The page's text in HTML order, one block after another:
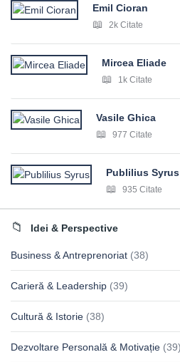
Emil Cioran
2k Citate
Mircea Eliade
1k Citate
Vasile Ghica
977 Citate
Publilius Syrus
935 Citate
Idei & Perspective
Business & Antreprenoriat (38)
Carieră & Leadership (39)
Cultură & Istorie (38)
Dezvoltare Personală & Motivație (39)